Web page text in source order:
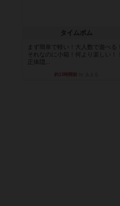
タイムボム
まず簡単で軽い！大人数で遊べる！
それなのに小箱！何より楽しい！！
正体隠...
約13時間前